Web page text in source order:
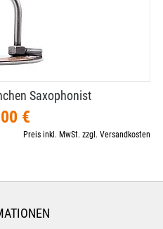
Saxophonist
€
Preis inkl. MwSt. zzgl. Versandkosten